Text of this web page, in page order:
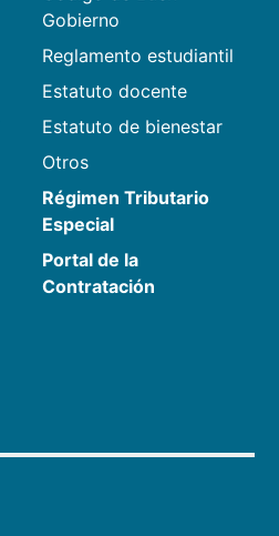
Gobierno
Reglamento estudiantil
Estatuto docente
Estatuto de bienestar
Otros
Régimen Tributario
Especial
Portal de la
Contratación